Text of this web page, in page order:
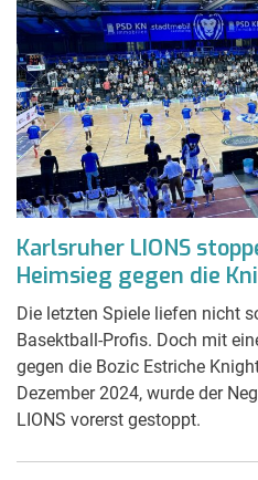
Karlsruher LIONS
Heimsieg gegen die
Die letzten Spiele liefen nicht
Basektball-Profis. Doch mit
gegen die Bozic Estriche
Dezember 2024, wurde der
LIONS vorerst gestoppt.